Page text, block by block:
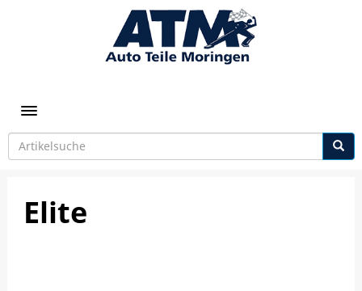
Toggle navigation
Elite